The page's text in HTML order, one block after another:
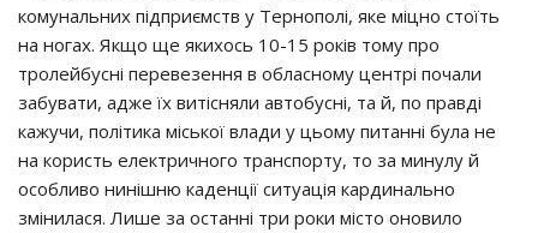
комунальних підприємств у Тернополі, яке міцно стоїть
на ногах. Якщо ще якихось 10-15 років тому про
тролейбусні перевезення в обласному центрі почали
забувати, адже їх витісняли автобусні, та й, по правді
кажучи, політика міської влади у цьому питанні була не
на користь електричного транспорту, то за минулу й
особливо нинішню каденції ситуація кардинально
змінилася. Лише за останні три роки місто оновило